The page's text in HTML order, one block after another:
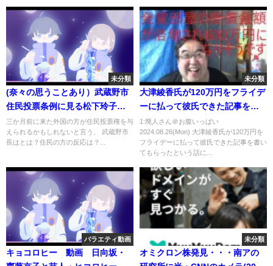
未分類
(奈々の思うことあり）武蔵野市
住民投票条例に見る松下玲子氏
の本質！！
三か月前に来た外国の方が住民投票権を与
えられるかもしれないと言う、 武蔵野市
長はとは？住民の方の反応は？...
未分類
大津綾香氏が120万円をフライデ
ーに払って彼氏できた記事を書
いてもらったという話について
1:廃人さん＠お腹いっぱい
2024.08.26(Mon) 大津綾香氏が120万円を
フライデーに払って彼氏できた記事を書い
てもらったという話に...
バラエティ動画
キョコロヒー 動画 日向坂・
未分類
オミクロン株発見・・・南アの